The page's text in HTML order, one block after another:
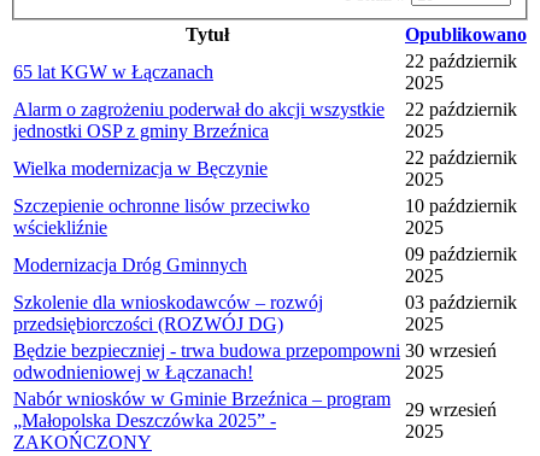
Tytuł
Opublikowano
65 lat KGW w Łączanach
22 październik
2025
Alarm o zagrożeniu poderwał do akcji wszystkie
jednostki OSP z gminy Brzeźnica
22 październik
2025
Wielka modernizacja w Bęczynie
22 październik
2025
Szczepienie ochronne lisów przeciwko
wściekliźnie
10 październik
2025
Modernizacja Dróg Gminnych
09 październik
2025
Szkolenie dla wnioskodawców – rozwój
przedsiębiorczości (ROZWÓJ DG)
03 październik
2025
Będzie bezpieczniej - trwa budowa przepompowni
odwodnieniowej w Łączanach!
30 wrzesień
2025
Nabór wniosków w Gminie Brzeźnica – program
„Małopolska Deszczówka 2025” -
ZAKOŃCZONY
29 wrzesień
2025